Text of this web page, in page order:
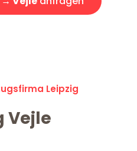
Leipzig
Vejle